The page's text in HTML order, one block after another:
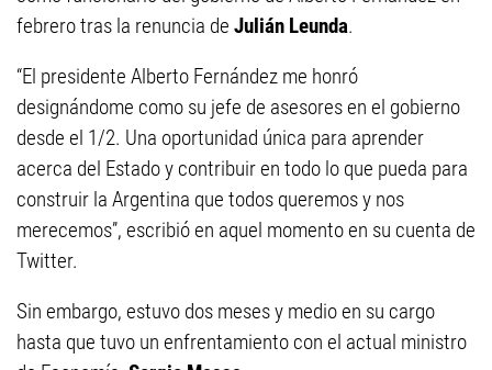
febrero tras la renuncia de Julián Leunda.
“El presidente Alberto Fernández me honró
designándome como su jefe de asesores en el gobierno
desde el 1/2. Una oportunidad única para aprender
acerca del Estado y contribuir en todo lo que pueda para
construir la Argentina que todos queremos y nos
merecemos”, escribió en aquel momento en su cuenta de
Twitter.
Sin embargo, estuvo dos meses y medio en su cargo
hasta que tuvo un enfrentamiento con el actual ministro